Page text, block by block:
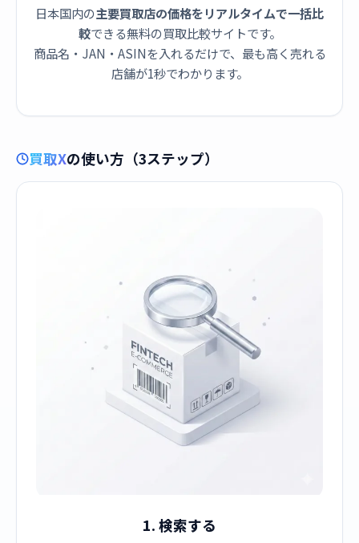
日本国内の主要買取店の価格をリアルタイムで一括比
較できる無料の買取比較サイトです。
商品名・JAN・ASINを入れるだけで、最も高く売れる
店舗が1秒でわかります。
買取Xの使い方（3ステップ）
1. 検索する